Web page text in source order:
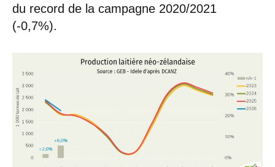
du record de la campagne 2020/2021
(-0,7%).